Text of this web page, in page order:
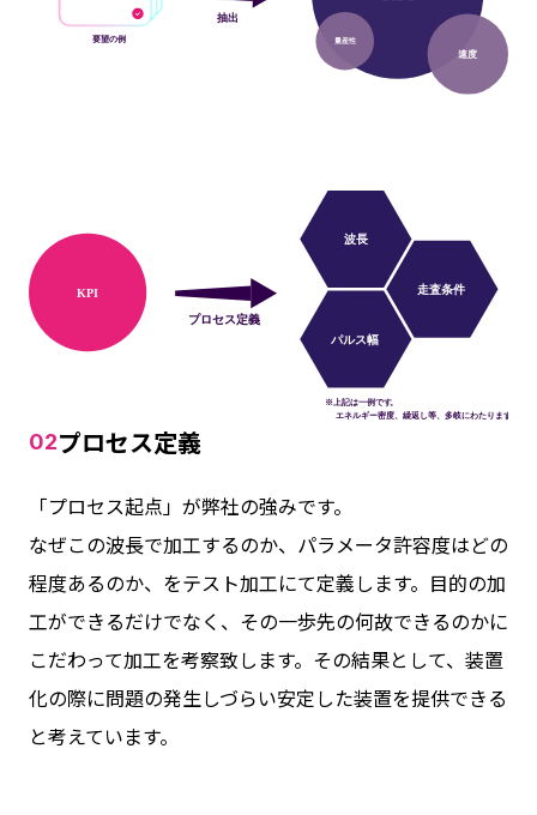
02プロセス定義
「プロセス起点」が弊社の強みです。
なぜこの波長で加工するのか、パラメータ許容度はどの
程度あるのか、をテスト加工にて定義します。目的の加
工ができるだけでなく、その一歩先の何故できるのかに
こだわって加工を考察致します。その結果として、装置
化の際に問題の発生しづらい安定した装置を提供できる
と考えています。